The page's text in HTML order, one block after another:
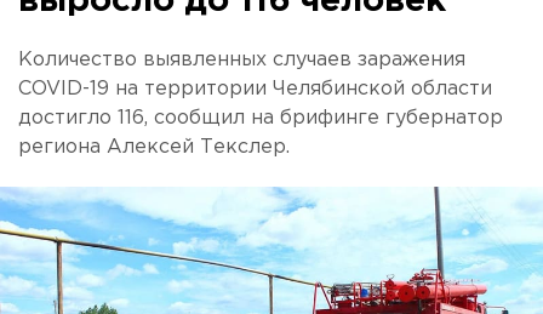
Количество выявленных случаев заражения
COVID-19 на территории Челябинской области
достигло 116, сообщил на брифинге губернатор
региона Алексей Текслер.